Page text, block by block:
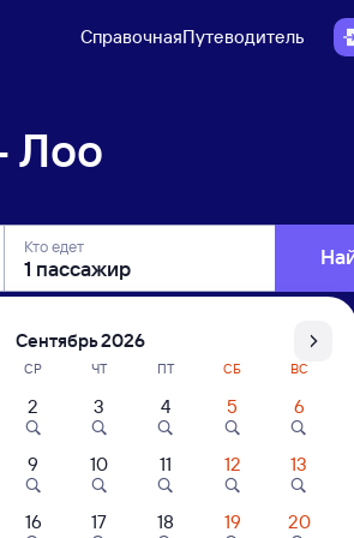
СправочнаяПутеводитель
Лоо
Кто едет
Сентябрь 2026
СР ЧТ ПТ СБ ВС
2 3 4 5 6
9 10 11 12 13
16 17 18 19 20